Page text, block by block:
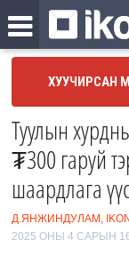
ХУУЧИРСАН
Туулын
₮300 гаруй
шаардлага
Д.ЯНЖИНДУЛАМ,
2025 ОНЫ 4 САРЫН